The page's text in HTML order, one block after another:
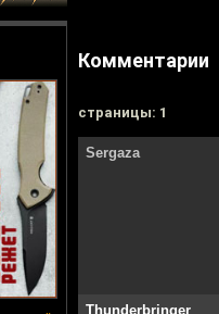
Комментарии
cтраницы: 1
Sergaza
Thunderbringer